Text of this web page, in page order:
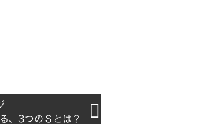
、3つのＳとは？